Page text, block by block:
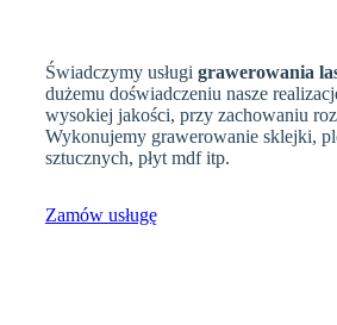
Świadczymy usługi grawerowania
dużemu doświadczeniu nasze
wysokiej jakości, przy zachowaniu
Wykonujemy grawerowanie sklejki,
sztucznych, płyt mdf itp.
Zamów usługę